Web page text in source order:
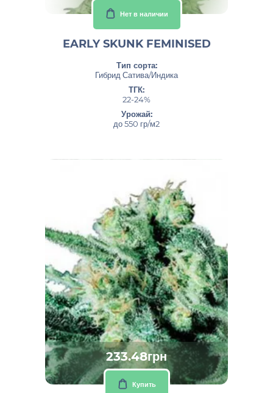
Нет в наличии
EARLY SKUNK FEMINISED
Тип сорта:
Гибрид Сатива/Индика
ТГК:
22-24%
Урожай:
до 550 гр/м2
233.48грн
Купить